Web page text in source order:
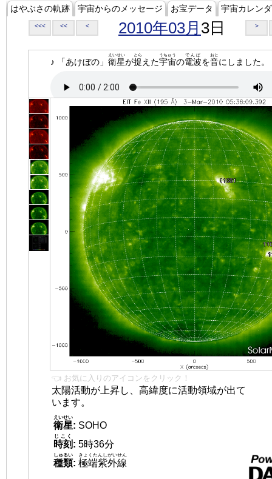
はやぶさの軌跡 宇宙からのメッセージ お宝データ 宇宙カレン
<<< << < 2010年03月 3日 >
♪ 「あけぼの」 衛星
えいせい
が捉
とら
えた宇宙
うちゅう
の電波
でんぱ
を音
おと
にしました。
👈 お気に入りのアイコンをクリック！
太陽活動が上昇し、高緯度に活動領域が出て
います。
衛星
えいせい
: SOHO
時刻
じこく
: 5時36分
種類
しゅるい
: 極端紫外線
きょくたんしがいせん